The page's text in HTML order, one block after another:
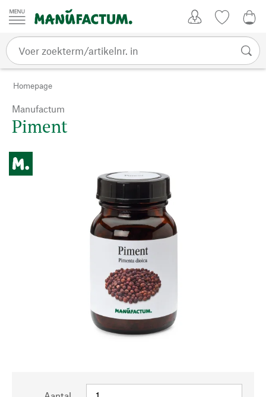
Passer au contenu
Homepage
Manufactum
Piment